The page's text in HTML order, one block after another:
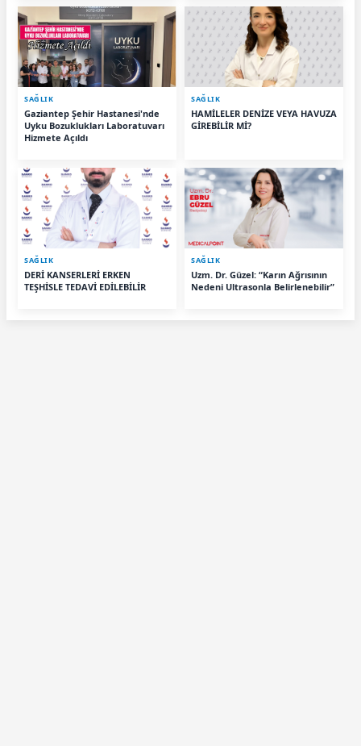
SAĞLIK
Gaziantep Şehir Hastanesi'nde
Uyku Bozuklukları Laboratuvarı
Hizmete Açıldı
SAĞLIK
HAMİLELER DENİZE VEYA HAVUZA
GİREBİLİR Mİ?
SAĞLIK
DERİ KANSERLERİ ERKEN
TEŞHİSLE TEDAVİ EDİLEBİLİR
SAĞLIK
Uzm. Dr. Güzel: “Karın Ağrısının
Nedeni Ultrasonla Belirlenebilir”